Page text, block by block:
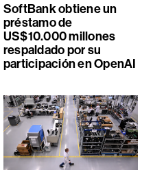
SoftBank obtiene un
préstamo de
US$10.000 millones
respaldado por su
participación en OpenAI